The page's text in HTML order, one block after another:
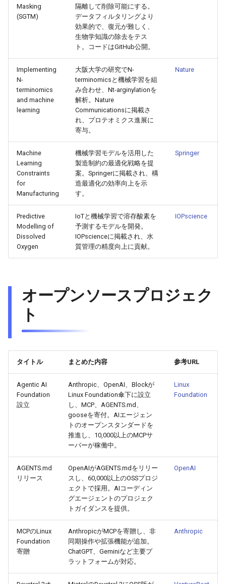
2026-05-24
2026-05-23
2026-05-22
2026-05-21
2026-05-20
2026-05-18
2026-05-16
2026-05-15
2026-05-13
2026-05-09
2026-05-08
2026-05-06
2026-05-05
2026-05-04
2026-05-03
2026-05-02
2025-11-08
2025-11-07
2025-11-06
2025-11-05
2025-11-04
2025-11-02
2025-10-31
2025-10-30
2025-10-28
2025-10-24
2025-10-23
2025-10-21
2025-10-20
2025-10-19
2025-10-18
2025-10-17
2026-05-24
2026-05-22
2026-05-21
2026-05-18
2026-05-17
2026-05-16
2026-05-15
2026-05-13
2026-05-12
2026-05-09
2026-05-06
2026-05-04
2026-05-03
2026-05-21
2026-05-20
2026-05-19
2026-05-18
2026-05-17
2026-05-15
2026-05-13
2026-05-12
2026-05-10
2026-05-06
2026-05-05
2026-05-03
2026-05-02
2026-05-01
2026-04-30
2026-04-29
2025-11-08
2025-11-07
2025-11-06
2025-11-05
2025-11-04
2025-11-02
2025-10-31
2025-10-30
2025-10-28
2025-10-24
2025-10-23
2025-10-21
2025-10-20
2025-10-19
2025-10-18
2025-10-17
2026-05-20
2026-05-19
2026-05-18
2026-05-17
2026-05-16
2026-05-14
2026-05-12
2026-05-11
2026-05-09
2026-05-05
2026-05-04
2026-05-02
2026-05-01
2026-04-30
2026-04-29
2026-04-28
2025-11-08
2025-11-07
2025-11-06
2025-11-05
2025-11-04
2025-11-02
2025-10-31
2025-10-30
2025-10-28
2025-10-24
2025-10-23
2025-10-21
2025-10-20
2025-10-19
2025-10-18
2025-10-17
2026-05-24
2026-05-23
2026-05-22
2026-05-21
2026-05-20
Masking
(SGTM)
隔離して削除可能にする。
データフィルタリングより
効果的で、復元が難しく、
生物学知識の除去をテス
ト。コードはGitHub公開。
Implementing
N-
terminomics
and machine
learning
大阪大学の研究でN-
terminomicsと機械学習を組
み合わせ、Nt-arginylationを
解析。Nature
Communicationsに掲載さ
れ、プロテオミクス進展に
寄与。
Nature
Machine
Learning
Constraints
for
Manufacturing
機械学習モデルを活用した
製造制約の最適化戦略を提
案。Springerに掲載され、構
造最適化の効率向上を示
す。
Springer
Predictive
Modelling of
Dissolved
Oxygen
IoTと機械学習で溶存酸素を
予測するモデルを開発。
IOPscienceに掲載され、水
質管理の精度向上に貢献。
IOPscience
オープンソースプロジェク
ト
タイトル まとめた内容 参考URL
Agentic AI
Foundation
設立
Anthropic、OpenAI、Blockが
Linux Foundation傘下に設立
し、MCP、AGENTS.md、
gooseを寄付。AIエージェン
トのオープンスタンダードを
推進し、10,000以上のMCPサ
ーバーが稼働中。
Linux
Foundation
AGENTS.md
リリース
OpenAIがAGENTS.mdをリリー
スし、60,000以上のOSSプロジ
ェクトで採用。AIコーディン
グエージェントのプロジェク
トガイダンスを提供。
OpenAI
MCPのLinux
Foundation
寄贈
AnthropicがMCPを寄贈し、非
同期操作や拡張機能が追加。
ChatGPT、Geminiなど主要プ
ラットフォームが対応。
Anthropic